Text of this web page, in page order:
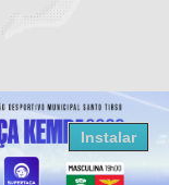
Instalar